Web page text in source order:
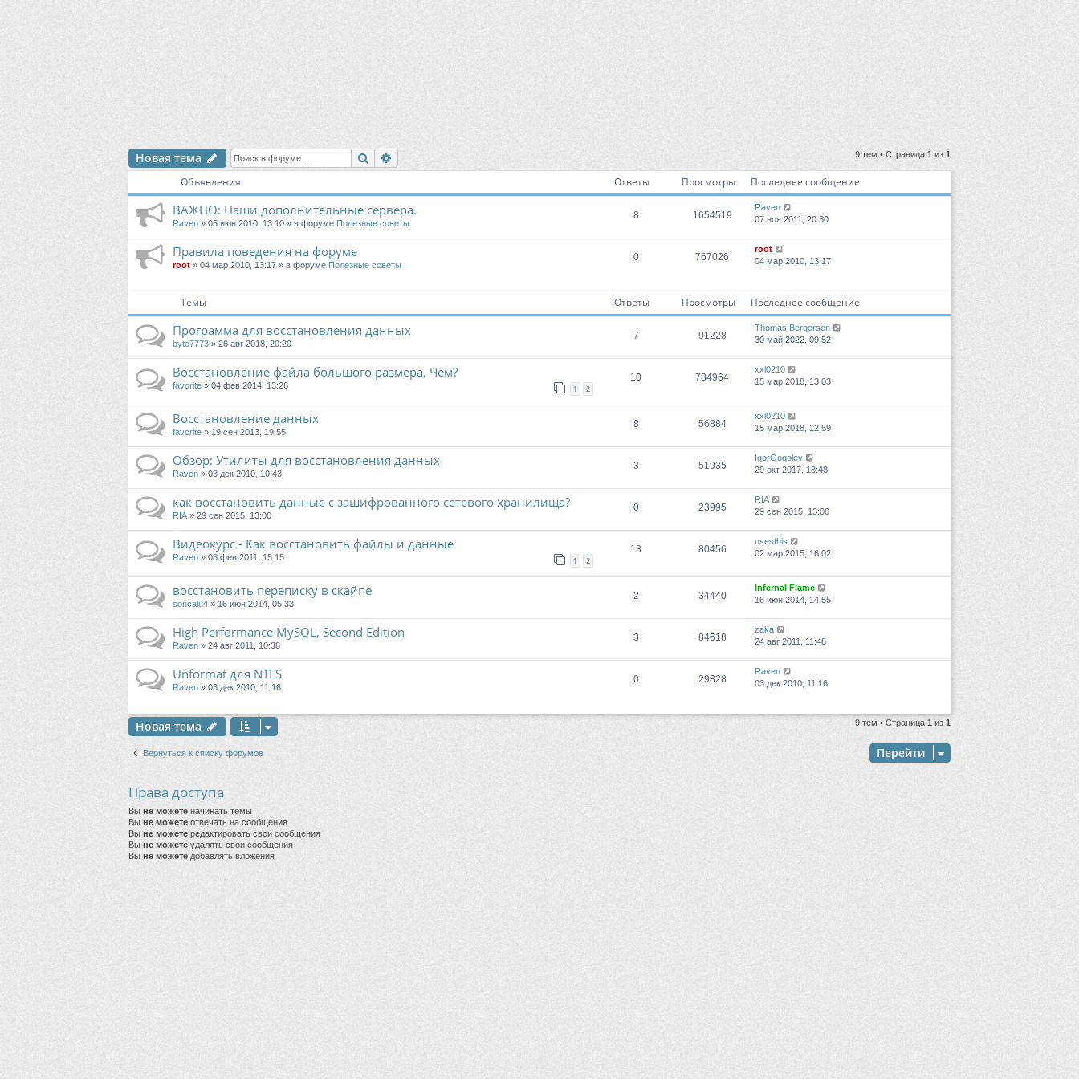
Новая тема Поиск 9 тем • Страница 1 из 1
Объявления Ответы Просмотры Последнее сообщение
ВАЖНО: Наши дополнительные сервера.
Raven » 05 июн 2010, 13:10 » в форуме Полезные советы
8 1654519
Raven
07 ноя 2011, 20:30
Правила поведения на форуме
root » 04 мар 2010, 13:17 » в форуме Полезные советы
0 767026
root
04 мар 2010, 13:17
Темы Ответы Просмотры Последнее сообщение
Программа для восстановления данных
byte7773 » 26 авг 2018, 20:20
7 91228
Thomas Bergersen
30 май 2022, 09:52
Восстановление файла большого размера, Чем?
favorite » 04 фев 2014, 13:26 1 2
10 784964
xxl0210
15 мар 2018, 13:03
Восстановление данных
favorite » 19 сен 2013, 19:55
8 56884
xxl0210
15 мар 2018, 12:59
Обзор: Утилиты для восстановления данных
Raven » 03 дек 2010, 10:43
3 51935
IgorGogolev
29 окт 2017, 18:48
как восстановить данные с зашифрованного сетевого хранилища?
RIA » 29 сен 2015, 13:00
0 23995
RIA
29 сен 2015, 13:00
Видеокурс - Как восстановить файлы и данные
Raven » 08 фев 2011, 15:15 1 2
13 80456
usesthis
02 мар 2015, 16:02
восстановить переписку в скайпе
soncalu4 » 16 июн 2014, 05:33
2 34440
Infernal Flame
16 июн 2014, 14:55
High Performance MySQL, Second Edition
Raven » 24 авг 2011, 10:38
3 84618
zaka
24 авг 2011, 11:48
Unformat для NTFS
Raven » 03 дек 2010, 11:16
0 29828
Raven
03 дек 2010, 11:16
Новая тема 9 тем • Страница 1 из 1
Вернуться к списку форумов Перейти
Права доступа
Вы не можете начинать темы
Вы не можете отвечать на сообщения
Вы не можете редактировать свои сообщения
Вы не можете удалять свои сообщения
Вы не можете добавлять вложения